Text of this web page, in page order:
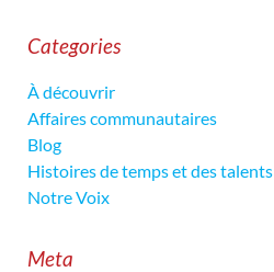
Categories
À découvrir
Affaires communautaires
Blog
Histoires de temps et des talents
Notre Voix
Meta